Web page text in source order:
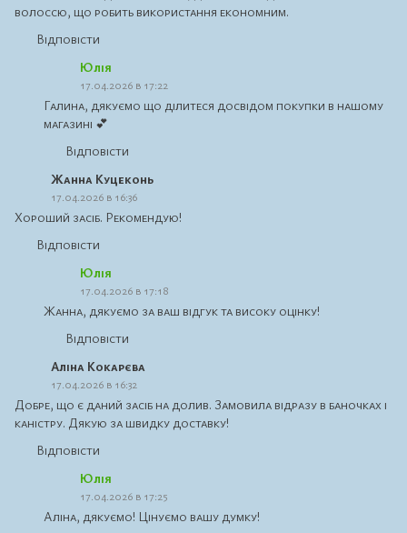
волоссю, що робить використання економним.
Відповісти
Юлія
17.04.2026 в 17:22
Галина, дякуємо що ділитеся досвідом покупки в нашому
магазині 💕
Відповісти
Жанна Куцеконь
17.04.2026 в 16:36
Хороший засіб. Рекомендую!
Відповісти
Юлія
17.04.2026 в 17:18
Жанна, дякуємо за ваш відгук та високу оцінку!
Відповісти
Аліна Кокарєва
17.04.2026 в 16:32
Добре, що є даний засіб на долив. Замовила відразу в баночках і
каністру. Дякую за швидку доставку!
Відповісти
Юлія
17.04.2026 в 17:25
Аліна, дякуємо! Цінуємо вашу думку!